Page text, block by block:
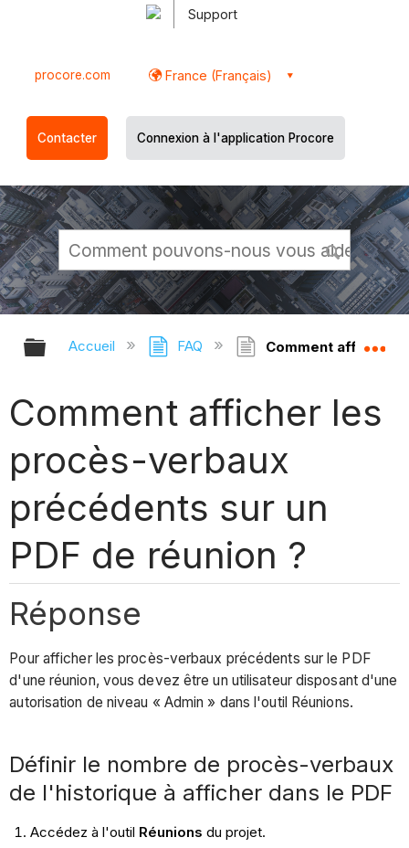
Support
procore.com France (Français)
Contacter Connexion à l'application Procore
Développer/réduire la hiérarchie
Accueil FAQ Comment afficher
Comment afficher les
procès-verbaux
précédents sur un
PDF de réunion ?
Réponse
Pour afficher les procès-verbaux précédents sur le PDF
d'une réunion, vous devez être un utilisateur disposant d'une
autorisation de niveau « Admin » dans l'outil Réunions.
Définir le nombre de procès-verbaux
de l'historique à afficher dans le PDF
Accédez à l'outil Réunions du projet.